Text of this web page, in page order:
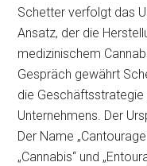
Schetter verfolgt das
Ansatz, der die
medizinischem
Gespräch gewährt
die
Unternehmens. Der
Der Name
„Cannabis“ und